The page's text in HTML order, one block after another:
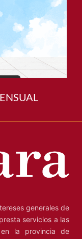
generales de
servicios a las
la provincia de